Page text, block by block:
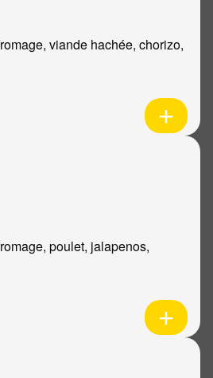
viande hachée, chorizo,
poulet, jalapenos,